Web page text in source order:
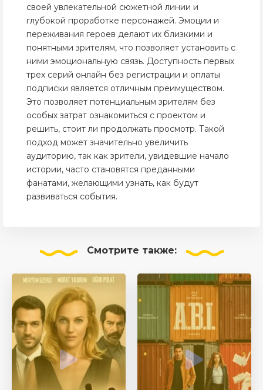
своей увлекательной сюжетной линии и
глубокой проработке персонажей. Эмоции и
переживания героев делают их близкими и
понятными зрителям, что позволяет установить с
ними эмоциональную связь. Доступность первых
трех серий онлайн без регистрации и оплаты
подписки является отличным преимуществом.
Это позволяет потенциальным зрителям без
особых затрат ознакомиться с проектом и
решить, стоит ли продолжать просмотр. Такой
подход может значительно увеличить
аудиторию, так как зрители, увидевшие начало
истории, часто становятся преданными
фанатами, желающими узнать, как будут
развиваться события.
Смотрите также: